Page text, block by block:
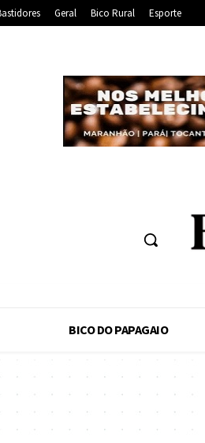
Geral Bico Rural Esporte
BICO DO PAPAGAIO